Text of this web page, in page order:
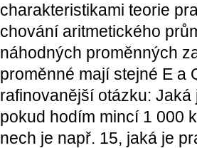
charakteristikami teorie
chování aritmetického
náhodných proměnných
proměnné mají stejné E a
rafinovanější otázku:
pokud hodím mincí 1 000
nech je např. 15, jaká je